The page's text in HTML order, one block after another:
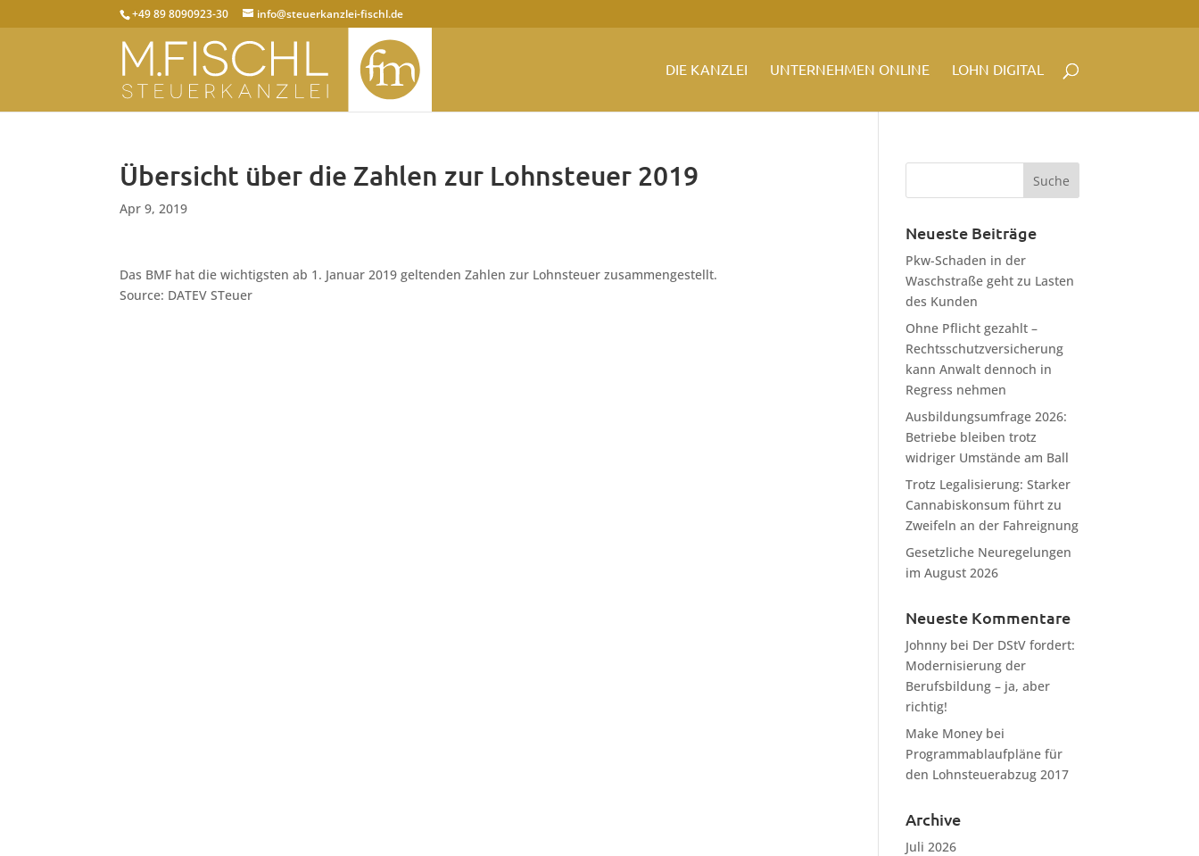
+49 89 8090923-30 info@steuerkanzlei-fischl.de
DIE KANZLEI UNTERNEHMEN ONLINE LOHN DIGITAL
Übersicht über die Zahlen zur Lohnsteuer 2019
Apr 9, 2019
Das BMF hat die wichtigsten ab 1. Januar 2019 geltenden Zahlen zur Lohnsteuer zusammengestellt.
Source: DATEV STeuer
Neueste Beiträge
Pkw-Schaden in der
Waschstraße geht zu Lasten
des Kunden
Ohne Pflicht gezahlt –
Rechtsschutzversicherung
kann Anwalt dennoch in
Regress nehmen
Ausbildungsumfrage 2026:
Betriebe bleiben trotz
widriger Umstände am Ball
Trotz Legalisierung: Starker
Cannabiskonsum führt zu
Zweifeln an der Fahreignung
Gesetzliche Neuregelungen
im August 2026
Neueste Kommentare
Johnny bei Der DStV fordert:
Modernisierung der
Berufsbildung – ja, aber
richtig!
Make Money bei
Programmablaufpläne für
den Lohnsteuerabzug 2017
Archive
Juli 2026